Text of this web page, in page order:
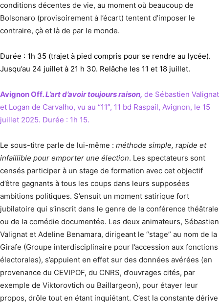
conditions décentes de vie, au moment où beaucoup de
Bolsonaro (provisoirement à l’écart) tentent d’imposer le
contraire, çà et là de par le monde.
Durée : 1h 35 (trajet à pied compris pour se rendre au lycée).
Jusqu’au 24 juillet à 21 h 30. Relâche les 11 et 18 juillet.
Avignon Off. L’art d’avoir toujours raison, de Sébastien Valignat
et Logan de Carvalho, vu au “11”, 11 bd Raspail, Avignon, le 15
juillet 2025. Durée : 1h 15.
Le sous-titre parle de lui-même : méthode simple, rapide et
infaillible pour emporter une élection. Les spectateurs sont
censés participer à un stage de formation avec cet objectif
d’être gagnants à tous les coups dans leurs supposées
ambitions politiques. S’ensuit un moment satirique fort
jubilatoire qui s’inscrit dans le genre de la conférence théâtrale
ou de la comédie documentée. Les deux animateurs, Sébastien
Valignat et Adeline Benamara, dirigeant le “stage” au nom de la
Girafe (Groupe interdisciplinaire pour l’accession aux fonctions
électorales), s’appuient en effet sur des données avérées (en
provenance du CEVIPOF, du CNRS, d’ouvrages cités, par
exemple de Viktorovtich ou Baillargeon), pour étayer leur
propos, drôle tout en étant inquiétant. C’est la constante dérive